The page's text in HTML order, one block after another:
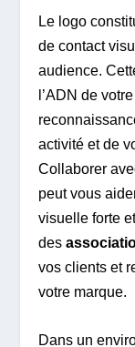
Le logo
de contact
audience.
l’ADN de
activité et de
Collaborer
peut vous
visuelle forte
des
vos clients et
votre marque.
Dans un